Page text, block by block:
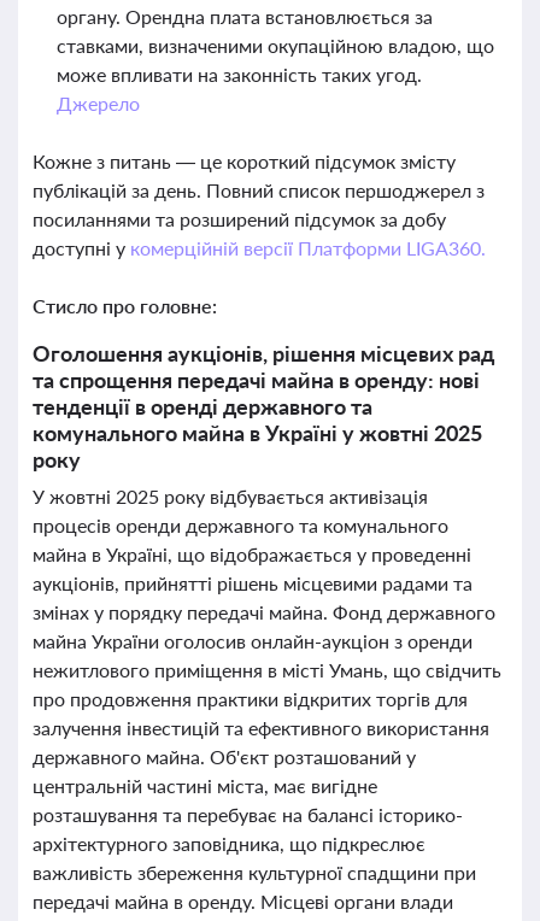
органу. Орендна плата встановлюється за
ставками, визначеними окупаційною владою, що
може впливати на законність таких угод.
Джерело
Кожне з питань — це короткий підсумок змісту
публікацій за день. Повний список першоджерел з
посиланнями та розширений підсумок за добу
доступні у комерційній версії Платформи LIGA360.
Стисло про головне:
Оголошення аукціонів, рішення місцевих рад
та спрощення передачі майна в оренду: нові
тенденції в оренді державного та
комунального майна в Україні у жовтні 2025
року
У жовтні 2025 року відбувається активізація
процесів оренди державного та комунального
майна в Україні, що відображається у проведенні
аукціонів, прийнятті рішень місцевими радами та
змінах у порядку передачі майна. Фонд державного
майна України оголосив онлайн-аукціон з оренди
нежитлового приміщення в місті Умань, що свідчить
про продовження практики відкритих торгів для
залучення інвестицій та ефективного використання
державного майна. Об'єкт розташований у
центральній частині міста, має вигідне
розташування та перебуває на балансі історико-
архітектурного заповідника, що підкреслює
важливість збереження культурної спадщини при
передачі майна в оренду. Місцеві органи влади